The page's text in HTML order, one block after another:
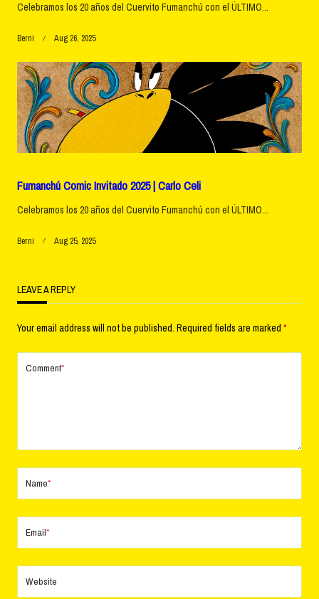
Celebramos los 20 años del Cuervito Fumanchú con el ÚLTIMO...
Berni Aug 26, 2025
Fumanchú Comic Invitado 2025 | Carlo Celi
Celebramos los 20 años del Cuervito Fumanchú con el ÚLTIMO...
Berni Aug 25, 2025
LEAVE A REPLY
Your email address will not be published. Required fields are marked *
Comment*
Name*
Email*
Website